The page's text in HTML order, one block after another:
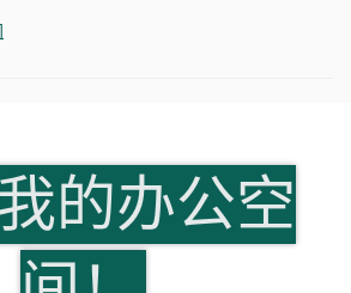
的办公空